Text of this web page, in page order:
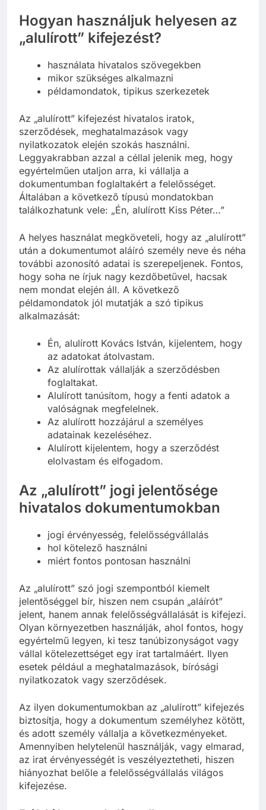
Hogyan használjuk helyesen az
„alulírott” kifejezést?
használata hivatalos szövegekben
mikor szükséges alkalmazni
Az „alulírott” kifejezést hivatalos iratok,
szerződések, meghatalmazások vagy
nyilatkozatok elején szokás használni.
Leggyakrabban azzal a céllal jelenik meg, hogy
egyértelműen utaljon arra, ki vállalja a
dokumentumban foglaltakért a felelősséget.
Általában a következő típusú mondatokban
A helyes használat megköveteli, hogy az „alulírott”
után a dokumentumot aláíró személy neve és néha
további azonosító adatai is szerepeljenek. Fontos,
hogy soha ne írjuk nagy kezdőbetűvel, hacsak
nem mondat elején áll. A következő
példamondatok jól mutatják a szó tipikus
Én, alulírott Kovács István, kijelentem, hogy
az adatokat átolvastam.
Az alulírottak vállalják a szerződésben
foglaltakat.
Alulírott tanúsítom, hogy a fenti adatok a
valóságnak megfelelnek.
Az alulírott hozzájárul a személyes
adatainak kezeléséhez.
Alulírott kijelentem, hogy a szerződést
Az „alulírott” jogi jelentősége
hivatalos dokumentumokban
jogi érvényesség, felelősségvállalás
hol kötelező használni
Az „alulírott” szó jogi szempontból kiemelt
jelentőséggel bír, hiszen nem csupán „aláírót”
jelent, hanem annak felelősségvállalását is kifejezi.
Olyan környezetben használják, ahol fontos, hogy
egyértelmű legyen, ki tesz tanúbizonyságot vagy
vállal kötelezettséget egy irat tartalmáért. Ilyen
esetek például a meghatalmazások, bírósági
Az ilyen dokumentumokban az „alulírott” kifejezés
biztosítja, hogy a dokumentum személyhez kötött,
és adott személy vállalja a következményeket.
Amennyiben helytelenül használják, vagy elmarad,
az irat érvényességét is veszélyeztetheti, hiszen
hiányozhat belőle a felelősségvállalás világos